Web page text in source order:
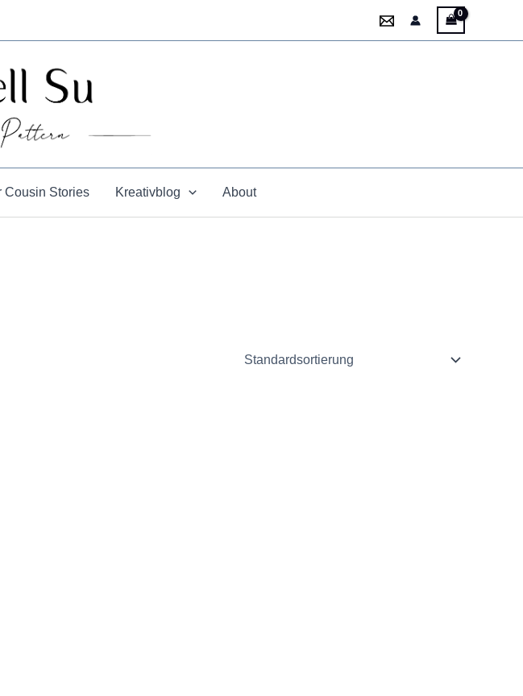
Cousin Stories Kreativblog About